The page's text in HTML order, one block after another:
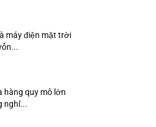
máy điện mặt trời
hàng quy mô lớn
nghỉ...